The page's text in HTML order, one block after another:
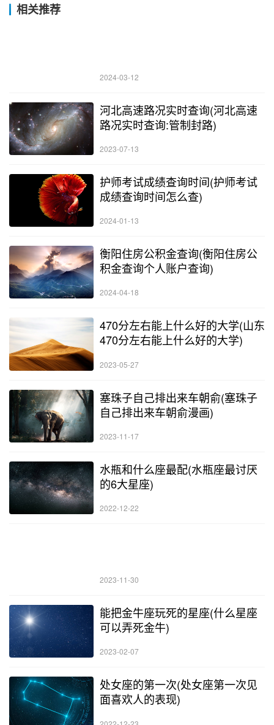
相关推荐
2024-03-12
河北高速路况实时查询(河北高速
路况实时查询:管制封路)
2023-07-13
护师考试成绩查询时间(护师考试
成绩查询时间怎么查)
2024-01-13
衡阳住房公积金查询(衡阳住房公
积金查询个人账户查询)
2024-04-18
470分左右能上什么好的大学(山东
470分左右能上什么好的大学)
2023-05-27
塞珠子自己排出来车朝俞(塞珠子
自己排出来车朝俞漫画)
2023-11-17
水瓶和什么座最配(水瓶座最讨厌
的6大星座)
2022-12-22
2023-11-30
能把金牛座玩死的星座(什么星座
可以弄死金牛)
2023-02-07
处女座的第一次(处女座第一次见
面喜欢人的表现)